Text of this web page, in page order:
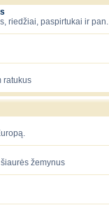
riedžiai, paspirtukai ir pan.
ratukus
žemynus